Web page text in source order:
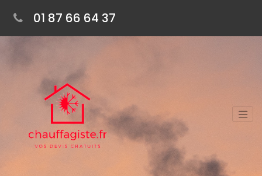
01 87 66 64 37